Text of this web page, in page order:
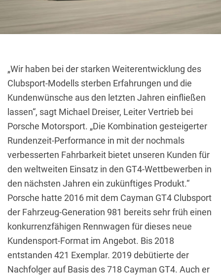
„Wir haben bei der starken Weiterentwicklung des
Clubsport-Modells sterben Erfahrungen und die
Kundenwünsche aus den letzten Jahren einfließen
lassen“, sagt Michael Dreiser, Leiter Vertrieb bei
Porsche Motorsport. „Die Kombination gesteigerter
Rundenzeit-Performance in mit der nochmals
verbesserten Fahrbarkeit bietet unseren Kunden für
den weltweiten Einsatz in den GT4-Wettbewerben in
den nächsten Jahren ein zukünftiges Produkt.“
Porsche hatte 2016 mit dem Cayman GT4 Clubsport
der Fahrzeug-Generation 981 bereits sehr früh einen
konkurrenzfähigen Rennwagen für dieses neue
Kundensport-Format im Angebot. Bis 2018
entstanden 421 Exemplar. 2019 debütierte der
Nachfolger auf Basis des 718 Cayman GT4. Auch er